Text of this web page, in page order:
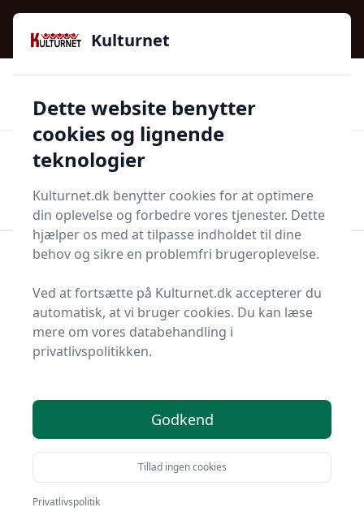
Kulturnet - Alt Det Gode I Livet | Din Kulturguide Siden
2016
97 kategorier 👍Kun godkendte butikker
Start søgning
Bolig og indretning Entré
Bedste skrabejern i
2025 - se de 0 bedste her
skrabemåtter på markedet. Vi har nøje udvalgt 0
produkter, så du er sikret kvalitet.
Hvad enten du leder efter kvalitet, gode priser, en
specifik model eller en skrabejern med fri levering,
finder du det hele på vores liste.
Kulturnet
Dette website benytter
cookies og lignende
teknologier
Kulturnet.dk benytter cookies for at optimere
din oplevelse og forbedre vores tjenester. Dette
hjælper os med at tilpasse indholdet til dine
behov og sikre en problemfri brugeroplevelse.
Ved at fortsætte på Kulturnet.dk accepterer du
automatisk, at vi bruger cookies. Du kan læse
mere om vores databehandling i
privatlivspolitikken.
Godkend
Tillad ingen cookies
Privatlivspolitik